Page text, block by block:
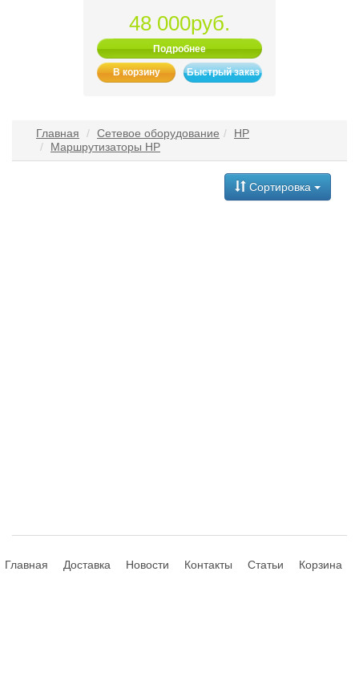
48 000руб.
Подробнее
В корзину Быстрый заказ
Главная Сетевое оборудование
HP
Маршрутизаторы HP
Сортировка
Главная Доставка Новости Контакты Статьи Корзина